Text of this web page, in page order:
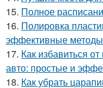
15. Полное
16. Полировка
эффективные методы
17. Как избавиться
авто: простые и
18. Как убрать